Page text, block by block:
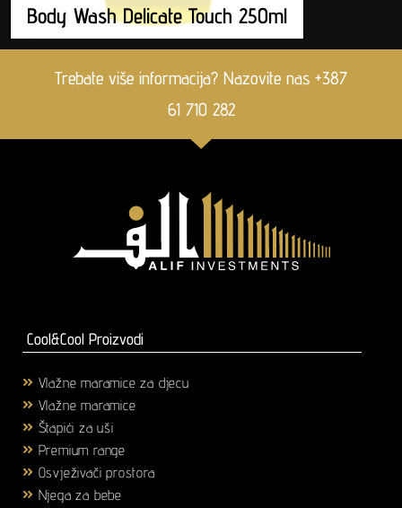
Body Wash Delicate Touch 250ml
Trebate više informacija? Nazovite nas +387
61 710 282
Cool&Cool Proizvodi
Vlažne maramice za djecu
Vlažne maramice
Štapići za uši
Premium range
Osvježivači prostora
Njega za bebe